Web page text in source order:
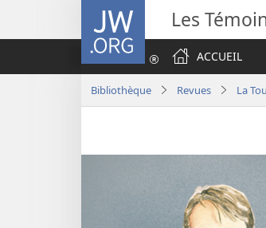
JW.ORG Les
ACCUEIL
Bibliothèque Revues La